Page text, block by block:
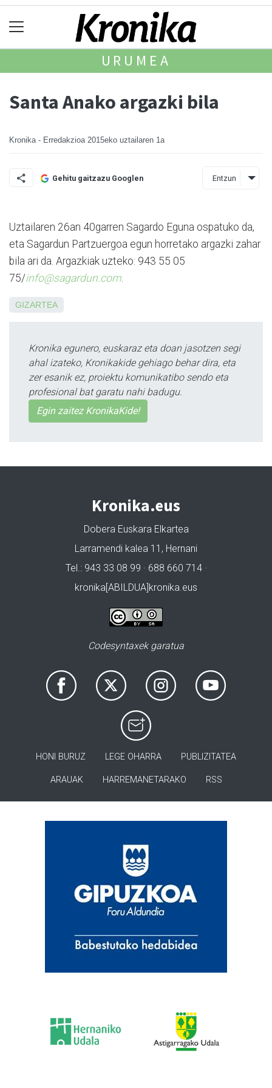
URUMEA
Santa Anako argazki bila
Kronika - Erredakzioa 2015eko uztailaren 1a
Gehitu gaitzazu Googlen Entzun
Uztailaren 26an 40garren Sagardo Eguna ospatuko da,
eta Sagardun Partzuergoa egun horretako argazki zahar
bila ari da. Argazkiak uzteko: 943 55 05
75/info@sagardun.com.
GIZARTEA
Kronika egunero, euskaraz eta doan jasotzen segi
ahal izateko, Kronikakide gehiago behar dira, eta
zer esanik ez, proiektu komunikatibo sendo eta
profesional bat garatu nahi badugu.
Egin zaitez KronikaKide!
Kronika.eus
Dobera Euskara Elkartea
Larramendi kalea 11, Hernani
Tel.: 943 33 08 99 · 688 660 714 ·
kronika[ABILDUA]kronika.eus
Codesyntaxek garatua
HONI BURUZ LEGE OHARRA PUBLIZITATEA
ARAUAK HARREMANETARAKO RSS